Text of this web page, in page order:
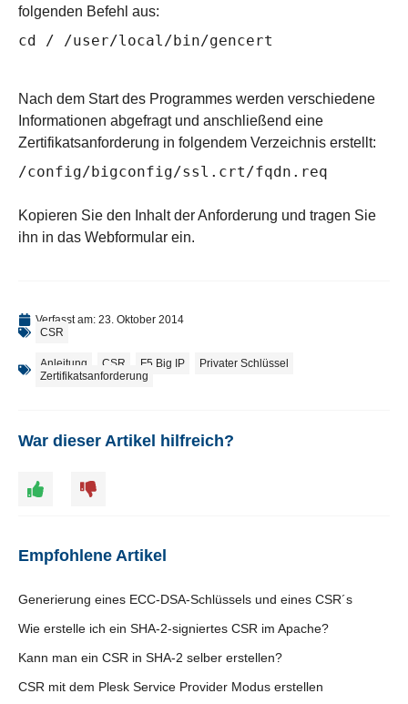
folgenden Befehl aus:
cd / /user/local/bin/gencert
Nach dem Start des Programmes werden verschiedene
Informationen abgefragt und anschließend eine
Zertifikatsanforderung in folgendem Verzeichnis erstellt:
/config/bigconfig/ssl.crt/fqdn.req
Kopieren Sie den Inhalt der Anforderung und tragen Sie
ihn in das Webformular ein.
Verfasst am: 23. Oktober 2014
CSR
Anleitung CSR F5 Big IP Privater Schlüssel
Zertifikatsanforderung
War dieser Artikel hilfreich?
Empfohlene Artikel
Generierung eines ECC-DSA-Schlüssels und eines CSR´s
Wie erstelle ich ein SHA-2-signiertes CSR im Apache?
Kann man ein CSR in SHA-2 selber erstellen?
CSR mit dem Plesk Service Provider Modus erstellen